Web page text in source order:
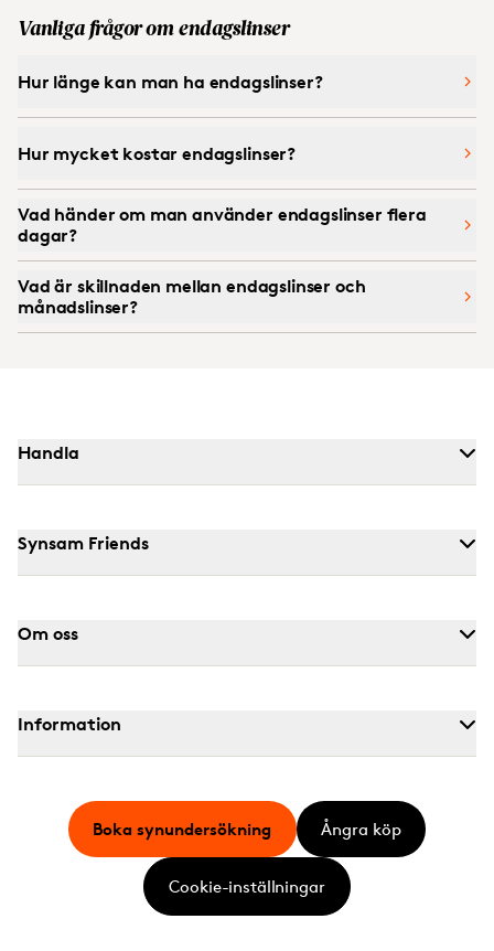
Vanliga frågor om endagslinser
Hur länge kan man ha endagslinser?
Hur mycket kostar endagslinser?
Vad händer om man använder endagslinser flera
dagar?
Vad är skillnaden mellan endagslinser och
månadslinser?
Handla
Synsam Friends
Om oss
Information
Boka synundersökning Ångra köp
Cookie-inställningar